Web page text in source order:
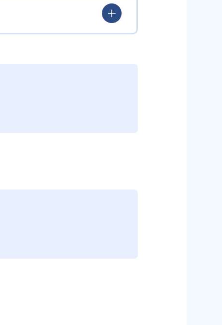
P1・P2で中学3年生の英語の教
学習する。P5・P6では英語で
英語でディスカッションやプ
イマージョン学習を実現。ま
教室受講とオンラインコースの
ては各教室への問い合わせが必